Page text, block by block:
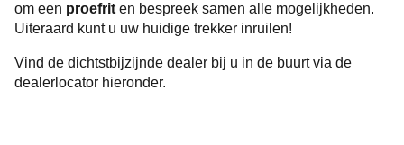
om een proefrit en bespreek samen alle mogelijkheden.
Uiteraard kunt u uw huidige trekker inruilen!
Vind de dichtstbijzijnde dealer bij u in de buurt via de
dealerlocator hieronder.